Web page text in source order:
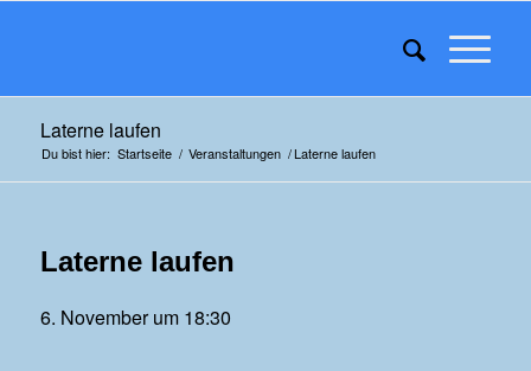
Laterne laufen
Du bist hier: Startseite / Veranstaltungen /Laterne laufen
Laterne laufen
6. November um 18:30